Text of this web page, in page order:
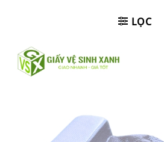
LỌC